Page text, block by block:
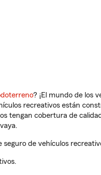
? ¡El mundo de los
recreativos están
tengan cobertura de calidad
de vehículos